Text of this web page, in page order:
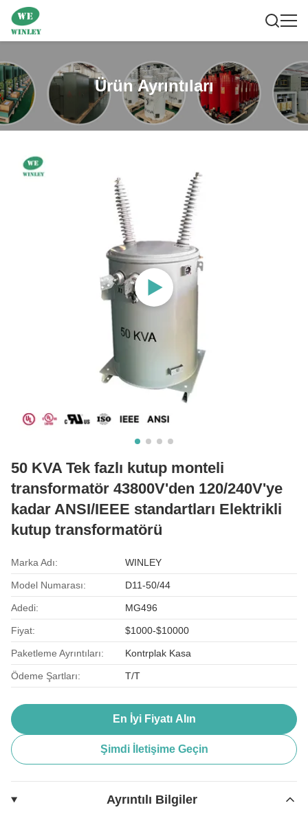
Ürün Ayrıntıları
50 KVA Tek fazlı kutup monteli
transformatör 43800V'den 120/240V'ye
kadar ANSI/IEEE standartları Elektrikli
kutup transformatörü
Marka Adı: WINLEY
Model Numarası: D11-50/44
Adedi: MG496
Fiyat: $1000-$10000
Paketleme Ayrıntıları: Kontrplak Kasa
Ödeme Şartları: T/T
En İyi Fiyatı Alın
Şimdi İletişime Geçin
Ayrıntılı Bilgiler